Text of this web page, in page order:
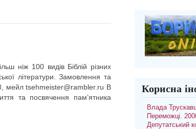
ніж 100 видів Біблій різних
літератури. Замовлення та
мейл tsehmeister@rambler.ru В
та посвячення пам’ятника
Корисна
Влада
Переможці.
Депутатський